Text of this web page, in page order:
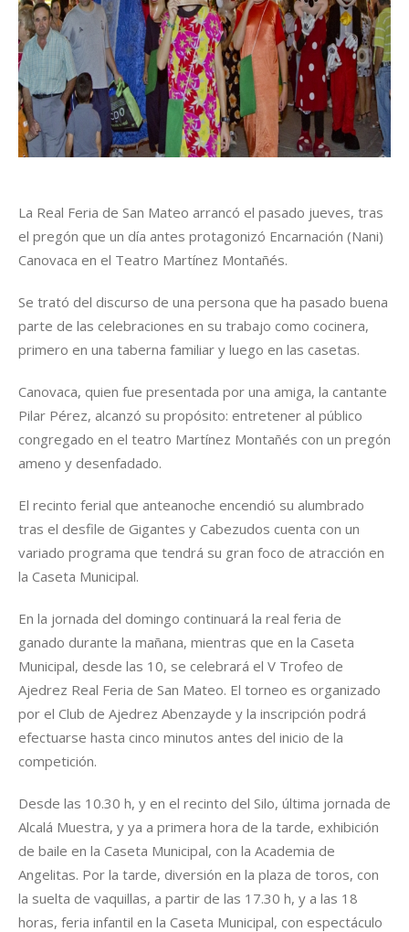
La Real Feria de San Mateo arrancó el pasado jueves, tras
el pregón que un día antes protagonizó Encarnación (Nani)
Canovaca en el Teatro Martínez Montañés.
Se trató del discurso de una persona que ha pasado buena
parte de las celebraciones en su trabajo como cocinera,
primero en una taberna familiar y luego en las casetas.
Canovaca, quien fue presentada por una amiga, la cantante
Pilar Pérez, alcanzó su propósito: entretener al público
congregado en el teatro Martínez Montañés con un pregón
ameno y desenfadado.
El recinto ferial que anteanoche encendió su alumbrado
tras el desfile de Gigantes y Cabezudos cuenta con un
variado programa que tendrá su gran foco de atracción en
la Caseta Municipal.
En la jornada del domingo continuará la real feria de
ganado durante la mañana, mientras que en la Caseta
Municipal, desde las 10, se celebrará el V Trofeo de
Ajedrez Real Feria de San Mateo. El torneo es organizado
por el Club de Ajedrez Abenzayde y la inscripción podrá
efectuarse hasta cinco minutos antes del inicio de la
competición.
Desde las 10.30 h, y en el recinto del Silo, última jornada de
Alcalá Muestra, y ya a primera hora de la tarde, exhibición
de baile en la Caseta Municipal, con la Academia de
Angelitas. Por la tarde, diversión en la plaza de toros, con
la suelta de vaquillas, a partir de las 17.30 h, y a las 18
horas, feria infantil en la Caseta Municipal, con espectáculo